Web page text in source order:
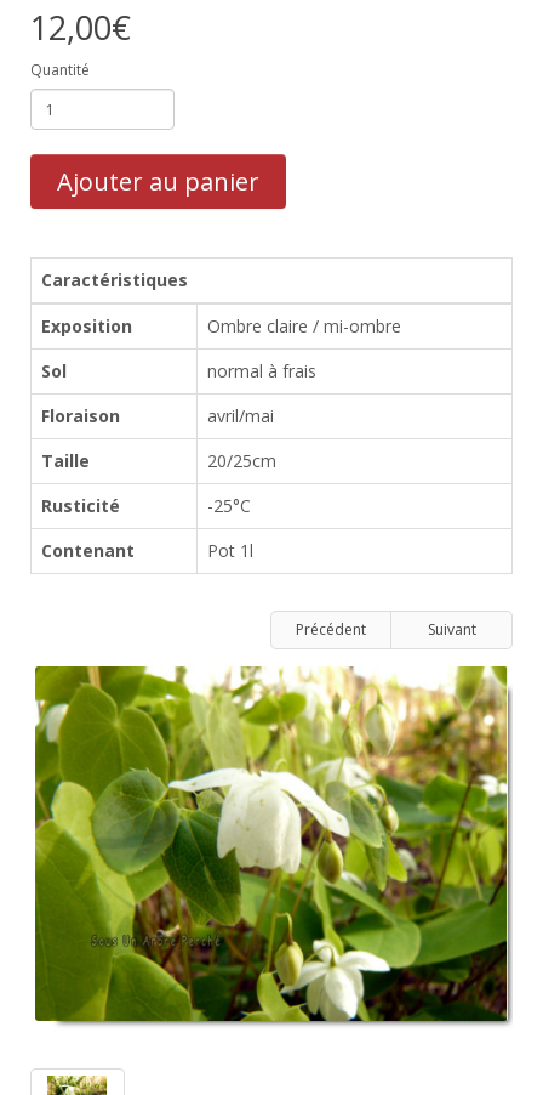
12,00€
Quantité
Ajouter au panier
Caractéristiques
Exposition
Ombre claire / mi-ombre
Sol
normal à frais
Floraison
avril/mai
Taille
20/25cm
Rusticité
-25°C
Contenant
Pot 1l
Précédent Suivant